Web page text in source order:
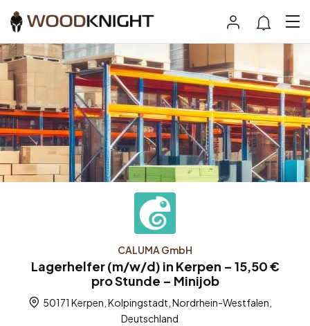
CALUMA GmbH
Lagerhelfer (m/w/d) in Kerpen – 15,50 €
pro Stunde – Minijob
50171 Kerpen, Kolpingstadt, Nordrhein-Westfalen,
Deutschland